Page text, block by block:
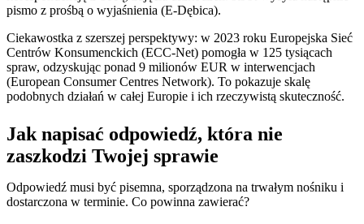
pismo z prośbą o wyjaśnienia (E-Dębica).
Ciekawostka z szerszej perspektywy: w 2023 roku Europejska Sieć
Centrów Konsumenckich (ECC-Net) pomogła w 125 tysiącach
spraw, odzyskując ponad 9 milionów EUR w interwencjach
(European Consumer Centres Network). To pokazuje skalę
podobnych działań w całej Europie i ich rzeczywistą skuteczność.
Jak napisać odpowiedź, która nie
zaszkodzi Twojej sprawie
Odpowiedź musi być pisemna, sporządzona na trwałym nośniku i
dostarczona w terminie. Co powinna zawierać?